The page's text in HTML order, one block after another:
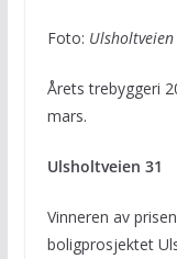
Foto:
Årets trebyggeri
mars.
Ulsholtveien 31
Vinneren av
boligprosjektet